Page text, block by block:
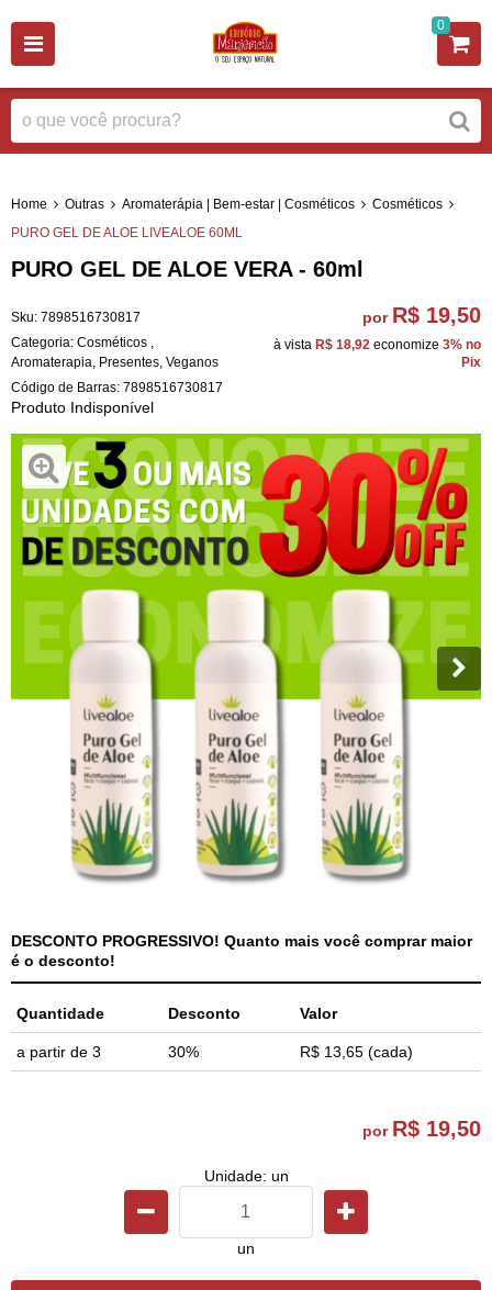
0
Home Outras Aromaterápia | Bem-estar | Cosméticos
Cosméticos
PURO GEL DE ALOE LIVEALOE 60ML
PURO GEL DE ALOE VERA - 60ml
Sku: 7898516730817
Categoria: Cosméticos
Aromaterapia Presentes Veganos
Código de Barras: 7898516730817
Produto Indisponível
por R$ 19,50
à vista R$ 18,92 economize 3% no
Pix
DESCONTO PROGRESSIVO! Quanto mais você comprar maior
é o desconto!
Quantidade Desconto Valor
a partir de 3 30% R$ 13,65 (cada)
por R$ 19,50
Unidade: un
un